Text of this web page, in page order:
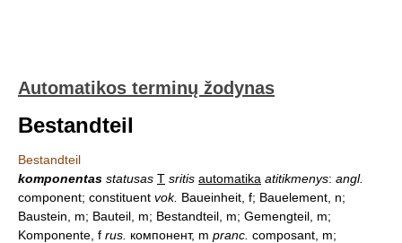
Automatikos terminų žodynas
Bestandteil
Bestandteil
komponentas statusas T sritis automatika atitikmenys: angl.
component; constituent vok. Baueinheit, f; Bauelement, n;
Baustein, m; Bauteil, m; Bestandteil, m; Gemengteil, m;
Komponente, f rus. компонент, m pranc. composant, m;